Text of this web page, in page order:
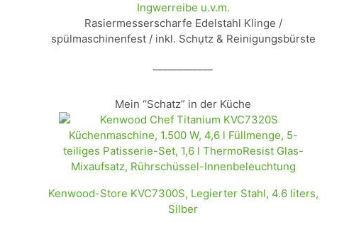
Ingwerreibe u.v.m.
Rasiermesserscharfe Edelstahl Klinge /
spülmaschinenfest / inkl. Schụtz & Reinigungsbürste
Mein “Schatz” in der Küche
Kenwood-Store KVC7300S, Legierter Stahl, 4.6 liters,
Silber